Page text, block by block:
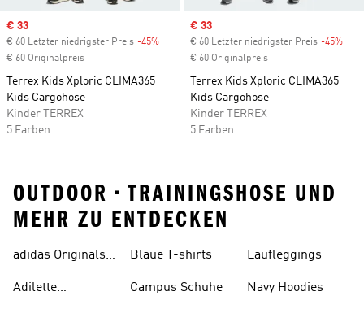
Sale price
€ 33
€ 60 Letzter niedrigster Preis -45% Discount
€ 60 Originalpreis
Terrex Kids Xploric CLIMA365
Kids Cargohose
Kinder TERREX
5 Farben
Sale price
€ 33
€ 60 Letzter niedrigster Preis -45%
€ 60 Originalpreis
Terrex Kids Xploric CLIMA365
Kids Cargohose
Kinder TERREX
5 Farben
OUTDOOR • TRAININGSHOSE UND
MEHR ZU ENTDECKEN
adidas Originals
Adilette
Blaue T-shirts
Campus Schuhe
Laufleggings
Navy Hoodies